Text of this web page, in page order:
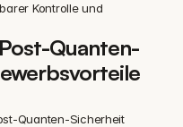
Kontrolle und
Quanten-
Quanten-Sicherheit